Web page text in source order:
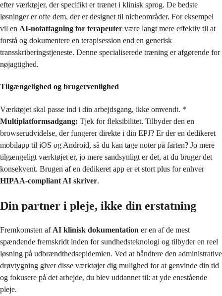
efter værktøjer, der specifikt er trænet i klinisk sprog. De bedste
løsninger er ofte dem, der er designet til nicheområder. For eksempel
vil en AI-notattagning for terapeuter være langt mere effektiv til at
forstå og dokumentere en terapisession end en generisk
transskriberingstjeneste. Denne specialiserede træning er afgørende for
nøjagtighed.
Tilgængelighed og brugervenlighed
Værktøjet skal passe ind i din arbejdsgang, ikke omvendt. *
Multiplatformsadgang: Tjek for fleksibilitet. Tilbyder den en
browserudvidelse, der fungerer direkte i din EPJ? Er der en dedikeret
mobilapp til iOS og Android, så du kan tage noter på farten? Jo mere
tilgængeligt værktøjet er, jo mere sandsynligt er det, at du bruger det
konsekvent. Brugen af en dedikeret app er et stort plus for enhver
HIPAA-compliant AI skriver.
Din partner i pleje, ikke din erstatning
Fremkomsten afAI klinisk dokumentation er en af de mest
spændende fremskridt inden for sundhedsteknologi og tilbyder en reel
løsning på udbrændthedsepidemien. Ved at håndtere den administrative
drøvtygning giver disse værktøjer dig mulighed for at genvinde din tid
og fokusere på det arbejde, du blev uddannet til: at yde enestående
pleje.